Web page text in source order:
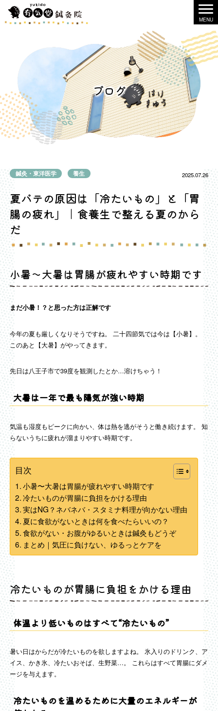
ブログ
鍼灸・東洋医学 養生 2025.07.26
夏バテの原因は「冷たいもの」と「胃
腸の疲れ」｜食養生で整える夏のから
だ
小暑〜大暑は胃腸が疲れやすい時期です
まだ小暑！？と思った方は正解です
今年の夏も厳しくなりそうですね。 二十四節気では今は【小暑】。
このあと【大暑】がやってきます。
先日は八王子市で39度を観測したとか…溶けちゃう！
大暑は一年で最も陽気が強い時期
気温も湿度もピークに向かい、体は熱を逃がそうと働き続けます。 知
らないうちに疲れが溜まりやすい時期です。
目次
小暑〜大暑は胃腸が疲れやすい時期です
冷たいものが胃腸に負担をかける理由
実はNG？ネバネバ・スタミナ料理が向かない理由
夏に食欲がないときは何を食べたらいいの？
食欲がない・お腹がゆるいときは鍼灸もどうぞ
まとめ｜気圧に負けない、ゆるっとケアを
冷たいものが胃腸に負担をかける理由
体温より低いものはすべて“冷たいもの”
暑い日はからだが冷たいものを欲しますよね。 氷入りのドリンク、ア
イス、かき氷、冷たいおそば、生野菜…。 これらはすべて胃腸にダメ
ージを与えます。
冷たいものを温めるために大量のエネルギーが